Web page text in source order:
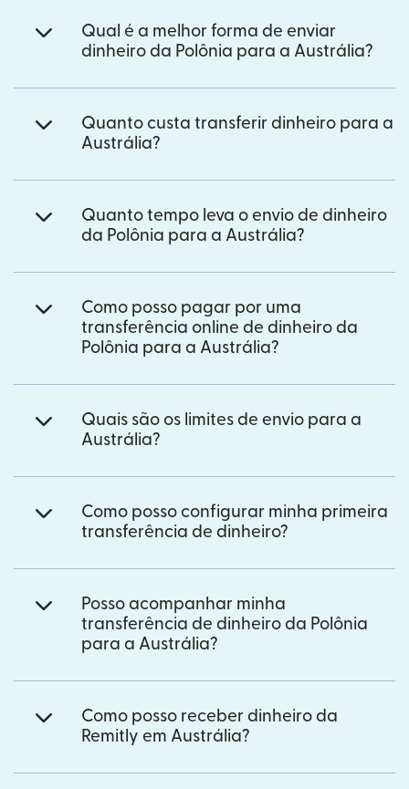
Qual é a melhor forma de enviar
dinheiro da Polônia para a Austrália?
Quanto custa transferir dinheiro para a
Austrália?
Quanto tempo leva o envio de dinheiro
da Polônia para a Austrália?
Como posso pagar por uma
transferência online de dinheiro da
Polônia para a Austrália?
Quais são os limites de envio para a
Austrália?
Como posso configurar minha primeira
transferência de dinheiro?
Posso acompanhar minha
transferência de dinheiro da Polônia
para a Austrália?
Como posso receber dinheiro da
Remitly em Austrália?